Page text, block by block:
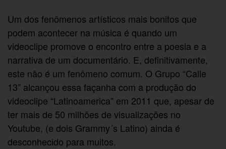
Um dos fenômenos artísticos mais bonitos que
podem acontecer na música é quando um
videoclipe promove o encontro entre a poesia e a
narrativa de um documentário. E, definitivamente,
este não é um fenômeno comum. O Grupo “Calle
13” alcançou essa façanha com a produção do
videoclipe “Latinoamerica” em 2011 que, apesar de
ter mais de 50 milhões de visualizações no
Youtube, (e dois Grammy´s Latino) ainda é
desconhecido para muitos.